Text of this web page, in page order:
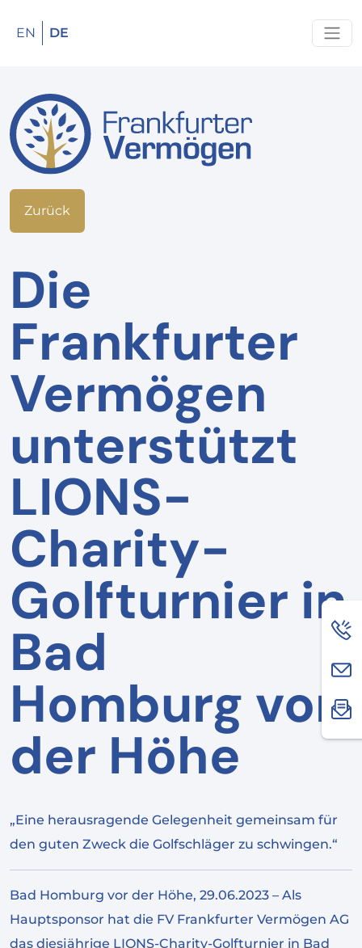
EN DE
Zurück
Die
Frankfurter
Vermögen
unterstützt
LIONS-
Charity-
Golfturnier in
Bad
Homburg vor
der Höhe
„Eine herausragende Gelegenheit gemeinsam für
den guten Zweck die Golfschläger zu schwingen.“
Bad Homburg vor der Höhe, 29.06.2023 – Als
Hauptsponsor hat die FV Frankfurter Vermögen AG
das diesjährige LIONS-Charity-Golfturnier in Bad